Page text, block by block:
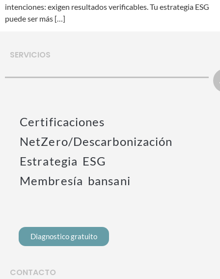
intenciones: exigen resultados verificables. Tu estrategia ESG
puede ser más […]
SERVICIOS
Certificaciones
NetZero/Descarbonización
Estrategia ESG
Membresía bansani
Diagnostico gratuito
CONTACTO